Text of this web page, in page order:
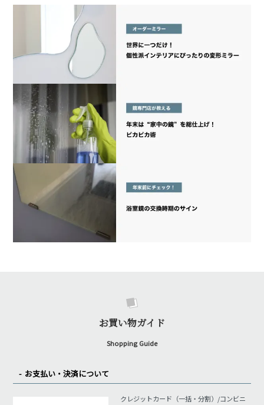
お買い物ガイド
Shopping Guide
お支払い・決済について
クレジットカード（一括・分割）/コンビニ